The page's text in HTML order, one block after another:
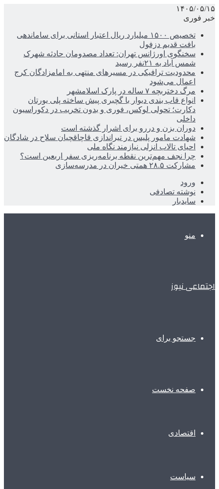
۱۴۰۵/۰۵/۱۵
خبر فوری
تخصیص ۱۵۰۰ میلیارد ریال اعتبار استانی برای ساماندهی
بافت قدیم دزفول
سخنگوی اورژانس تهران: تعداد مصدومان حادثه شهرک
شمس آباد به ۲۱نفر رسید
محدودیت ترافیکی در مسیرهای منتهی به امامزادگان کرج
اعمال می‌شود
مرگ دختربچه ۷ ساله در پارک اسلامشهر
انواع قاب بندی دیوار با گچبری پیش ساخته پلی یورتان
دکارت؛ تحولی لوکس، فوری و بدون تخریب در دکوراسیون
داخلی
دوران بزن و دررو برای اشرار گذشته است
شهادت مامور پلیس در تیراندازی قاچاقچیان سلاح در شادگان
احیای تالاب انزلی نیازمند نگاه ملی
چرا نجف مهم‌ترین نقطه برنامه‌ریزی سفر اربعین است؟
مشارکت ۲۸.۵ همتی خیران در مدرسه‌سازی
ورود
نوشته تصادفی
سایدبار
منو
اجتماعی نیوز
جستجو برای
صفحه نخست
اقتصادی
سیاست